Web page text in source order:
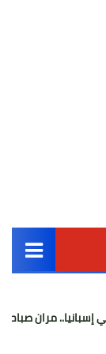
صباحي قوي